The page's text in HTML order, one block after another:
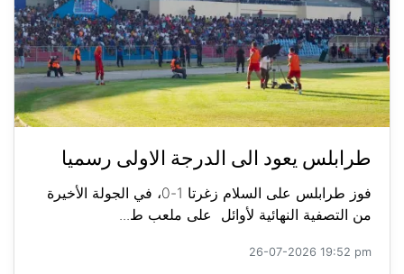
طرابلس يعود الى الدرجة الاولى رسميا
فوز طرابلس على السلام زغرتا 1-0، في الجولة الأخيرة
من التصفية النهائية لأوائل على ملعب ط...
26-07-2026 19:52 pm